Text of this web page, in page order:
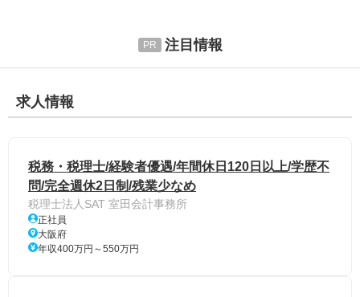
注目情報
求人情報
税務・税理士/経験者優遇/年間休日120日以上/学歴不
問/完全週休2日制/残業少なめ
税理士法人SAT 室田会計事務所
正社員
大阪府
年収400万円～550万円